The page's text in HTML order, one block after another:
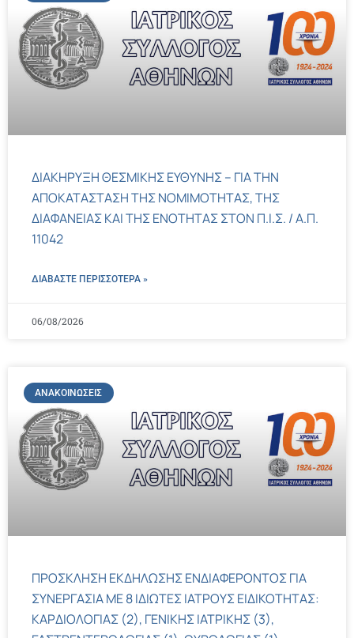
ΔΙΑΚΗΡΥΞΗ ΘΕΣΜΙΚΗΣ ΕΥΘΥΝΗΣ – ΓΙΑ ΤΗΝ
ΑΠΟΚΑΤΑΣΤΑΣΗ ΤΗΣ ΝΟΜΙΜΟΤΗΤΑΣ, ΤΗΣ
ΔΙΑΦΑΝΕΙΑΣ ΚΑΙ ΤΗΣ ΕΝΟΤΗΤΑΣ ΣΤΟΝ Π.Ι.Σ. / Α.Π.
11042
ΔΙΑΒΑΣΤΕ ΠΕΡΙΣΣΌΤΕΡΑ »
06/08/2026
ΑΝΑΚΟΙΝΏΣΕΙΣ
ΠΡΟΣΚΛΗΣΗ ΕΚΔΗΛΩΣΗΣ ΕΝΔΙΑΦΕΡΟΝΤΟΣ ΓΙΑ
ΣΥΝΕΡΓΑΣΙΑ ΜΕ 8 ΙΔΙΩΤΕΣ ΙΑΤΡΟΥΣ ΕΙΔΙΚΟΤΗΤΑΣ:
ΚΑΡΔΙΟΛΟΓΙΑΣ (2), ΓΕΝΙΚΗΣ ΙΑΤΡΙΚΗΣ (3),